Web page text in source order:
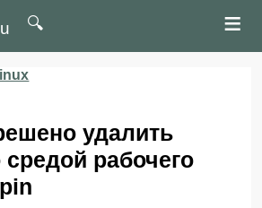
🔍 ≡
удалить
рабочего